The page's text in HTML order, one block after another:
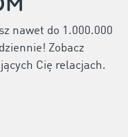
nawet do 1.000.000
Zobacz
Cię relacjach.